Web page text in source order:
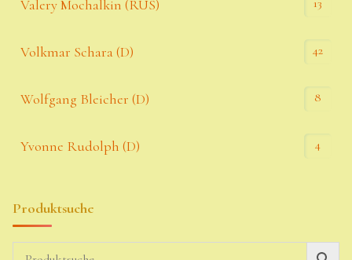
Valery Mochalkin (RUS) 13
Volkmar Schara (D) 42
Wolfgang Bleicher (D) 8
Yvonne Rudolph (D) 4
Produktsuche